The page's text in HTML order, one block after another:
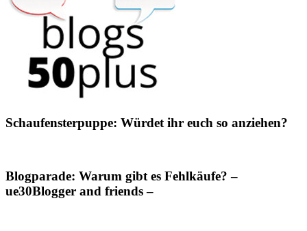
Schaufensterpuppe: Würdet ihr euch so anziehen?
Blogparade: Warum gibt es Fehlkäufe? –
ue30Blogger and friends –